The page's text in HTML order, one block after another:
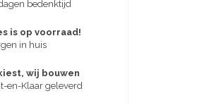
PC voor
bedenktijd
is op voorraad!
in huis
wij bouwen
en-Klaar geleverd